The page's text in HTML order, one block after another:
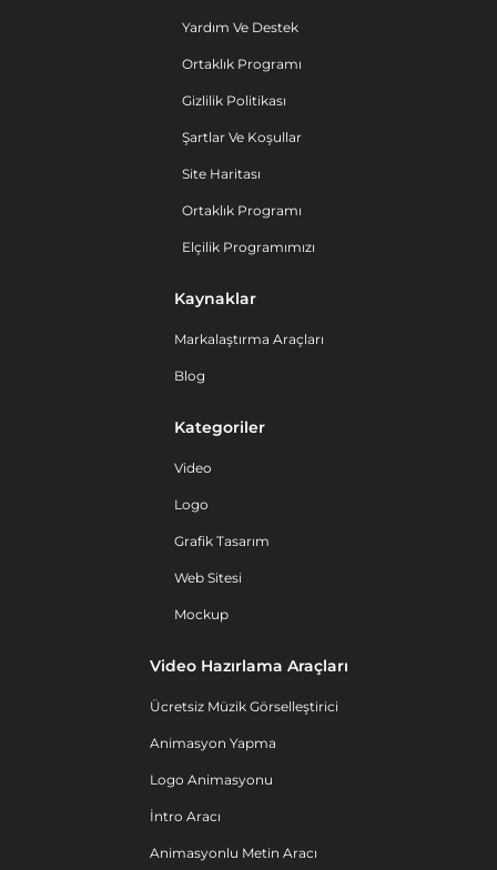
Yardım Ve Destek
Ortaklık Programı
Gizlilik Politikası
Şartlar Ve Koşullar
Site Haritası
Ortaklık Programı
Elçilik Programımızı
Kaynaklar
Markalaştırma Araçları
Blog
Kategoriler
Video
Logo
Grafik Tasarım
Web Sitesi
Mockup
Video Hazırlama Araçları
Ücretsiz Müzik Görselleştirici
Animasyon Yapma
Logo Animasyonu
İntro Aracı
Animasyonlu Metin Aracı